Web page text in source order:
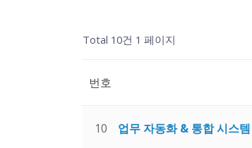
Total 10건 1 페이지
번호
10 업무 자동화 & 통합 시스